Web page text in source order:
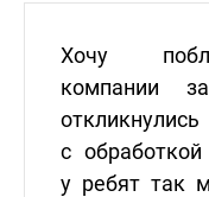
Хочу
компании
с
у ребят так